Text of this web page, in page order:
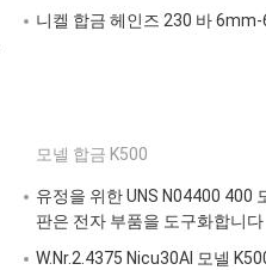
니켈 합금 헤인즈 230 바
모넬 합금 K500
유정을 위한 UNS N04400 400
판은 전자 부품을 도구화합니다
W.Nr.2.4375 Nicu30Al 모넬